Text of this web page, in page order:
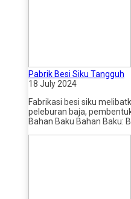
Pabrik Besi Siku Tangguh
18 July 2024
Fabrikasi besi siku
peleburan baja,
Bahan Baku Bahan Baku: